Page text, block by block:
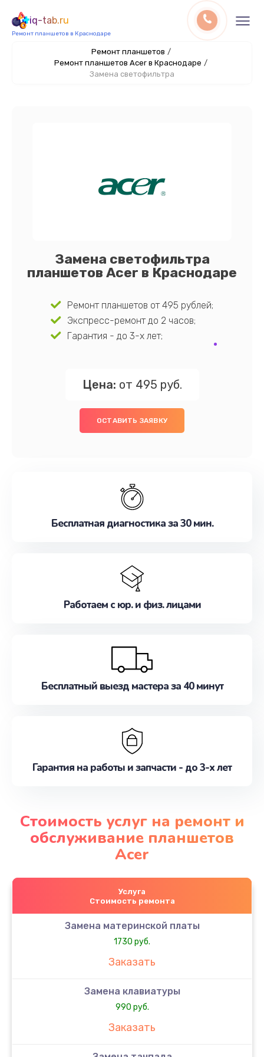
iq-tab.ru
Ремонт планшетов в Краснодаре
Ремонт планшетов /
Ремонт планшетов Acer в Краснодаре /
Замена светофильтра
Замена светофильтра
планшетов Acer в Краснодаре
Ремонт планшетов от 495 рублей;
Экспресс-ремонт до 2 часов;
Гарантия - до 3-х лет;
Цена: от 495 руб.
ОСТАВИТЬ ЗАЯВКУ
Бесплатная диагностика за 30 мин.
Работаем с юр. и физ. лицами
Бесплатный выезд мастера за 40 минут
Гарантия на работы и запчасти - до 3-х лет
Стоимость услуг на ремонт и
обслуживание планшетов
Acer
Услуга
Стоимость ремонта
Замена материнской платы
1730 руб.
Заказать
Замена клавиатуры
990 руб.
Заказать